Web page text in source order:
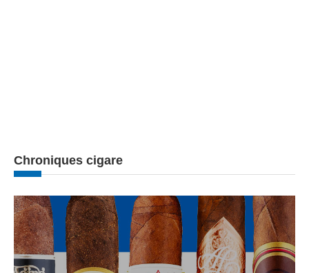
Chroniques cigare